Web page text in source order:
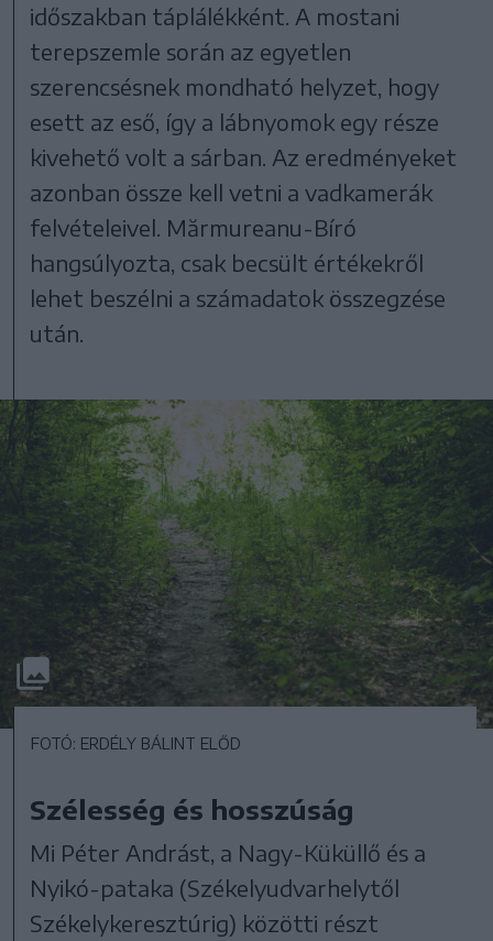
időszakban táplálékként. A mostani
terepszemle során az egyetlen
szerencsésnek mondható helyzet, hogy
esett az eső, így a lábnyomok egy része
kivehető volt a sárban. Az eredményeket
azonban össze kell vetni a vadkamerák
felvételeivel. Mărmureanu-Bíró
hangsúlyozta, csak becsült értékekről
lehet beszélni a számadatok összegzése
után.
FOTÓ: ERDÉLY BÁLINT ELŐD
Szélesség és hosszúság
Mi Péter Andrást, a Nagy-Küküllő és a
Nyikó-pataka (Székelyudvarhelytől
Székelykeresztúrig) közötti részt